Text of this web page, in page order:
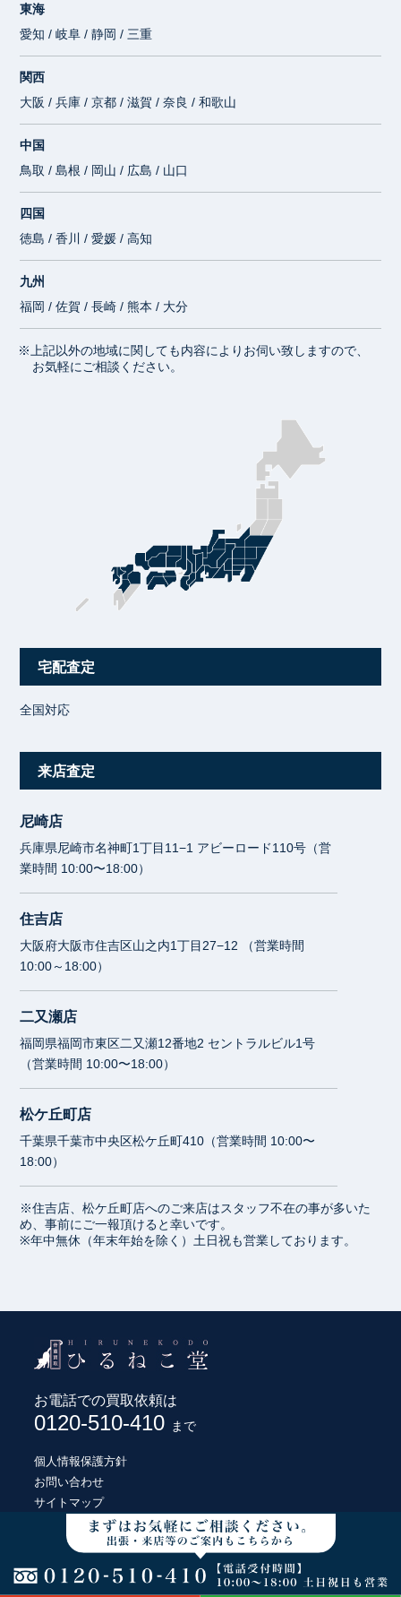
東海
愛知 / 岐阜 / 静岡 / 三重
関西
大阪 / 兵庫 / 京都 / 滋賀 / 奈良 / 和歌山
中国
鳥取 / 島根 / 岡山 / 広島 / 山口
四国
徳島 / 香川 / 愛媛 / 高知
九州
福岡 / 佐賀 / 長崎 / 熊本 / 大分
※上記以外の地域に関しても内容によりお伺い致しますので、
お気軽にご相談ください。
宅配査定
全国対応
来店査定
尼崎店
兵庫県尼崎市名神町1丁目11−1 アビーロード110号（営
業時間 10:00〜18:00）
住吉店
大阪府大阪市住吉区山之内1丁目27−12 （営業時間
10:00～18:00）
二又瀬店
福岡県福岡市東区二又瀬12番地2 セントラルビル1号
（営業時間 10:00〜18:00）
松ケ丘町店
千葉県千葉市中央区松ケ丘町410（営業時間 10:00〜
18:00）
※住吉店、松ケ丘町店へのご来店はスタッフ不在の事が多いた
め、事前にご一報頂けると幸いです。
※年中無休（年末年始を除く）土日祝も営業しております。
お電話での買取依頼は
0120-510-410 まで
個人情報保護方針
お問い合わせ
サイトマップ
© HIRUNEKODO CO., LTD.